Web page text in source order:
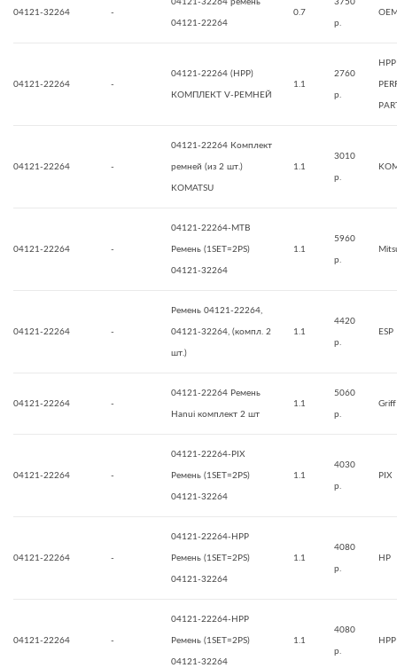
04121-32264 -
04121-32264 ремень
04121-22264
0.7
3750
р.
04121-22264 -
04121-22264 (HPP)
КОМПЛЕКТ V-РЕМНЕЙ
1.1
2760
р.
04121-22264 -
04121-22264 Комплект
ремней (из 2 шт.)
KOMATSU
1.1
3010
р.
04121-22264 -
04121-22264-MTB
Ремень (1SET=2PS)
04121-32264
1.1
5960
р.
04121-22264 -
Ремень 04121-22264,
04121-32264, (компл. 2
шт.)
1.1
4420
р.
ESP
04121-22264 -
04121-22264 Ремень
Hanui комплект 2 шт
1.1
5060
р.
Griff
04121-22264 -
04121-22264-PIX
Ремень (1SET=2PS)
04121-32264
1.1
4030
р.
PIX
04121-22264 -
04121-22264-HPP
Ремень (1SET=2PS)
04121-32264
1.1
4080
р.
HP
04121-22264 -
04121-22264-HPP
Ремень (1SET=2PS)
04121-32264
1.1
4080
р.
HPP